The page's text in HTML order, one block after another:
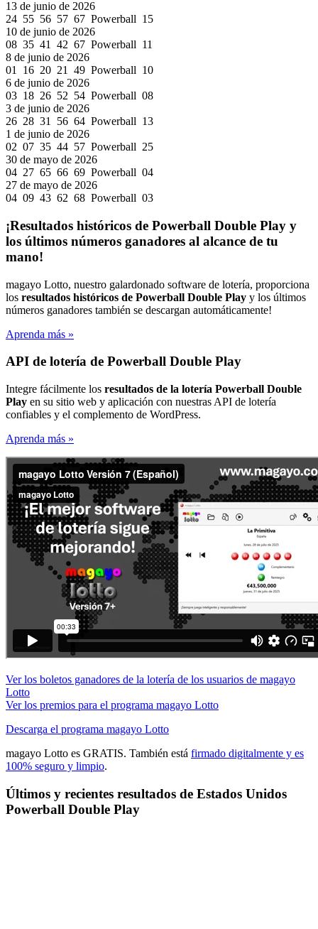
13 de junio de 2026
24 55 56 57 67 Powerball 15
10 de junio de 2026
08 35 41 42 67 Powerball 11
8 de junio de 2026
01 16 20 21 49 Powerball 10
6 de junio de 2026
03 18 26 52 54 Powerball 08
3 de junio de 2026
26 28 31 56 64 Powerball 13
1 de junio de 2026
02 07 35 44 57 Powerball 25
30 de mayo de 2026
04 27 65 66 69 Powerball 04
27 de mayo de 2026
04 09 43 62 68 Powerball 03
¡Resultados históricos de Powerball Double Play y
los últimos números ganadores al alcance de tu
mano!
magayo Lotto, nuestro galardonado software de lotería, proporciona
los resultados históricos de Powerball Double Play y los últimos
números ganadores también se descargan automáticamente!
Aprenda más »
API de lotería de Powerball Double Play
Integre fácilmente los resultados de la lotería Powerball Double
Play en su sitio web y aplicación con nuestras API de lotería
confiables y el complemento de WordPress.
Aprenda más »
Ver los boletos ganadores de la lotería de los usuarios de magayo
Lotto
Ver los premios para el programa magayo Lotto
Descarga el programa magayo Lotto
magayo Lotto es GRATIS. También está firmado digitalmente y es
100% seguro y limpio.
Últimos y recientes resultados de Estados Unidos
Powerball Double Play